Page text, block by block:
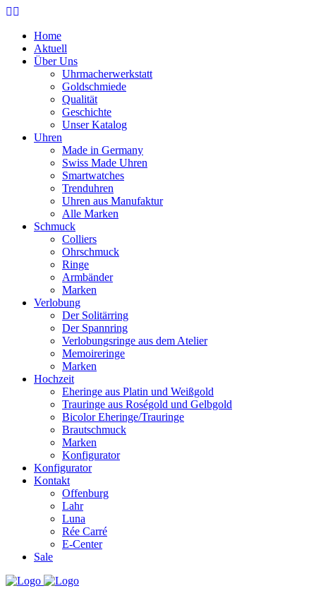
Home
Aktuell
Über Uns
Uhrmacherwerkstatt
Goldschmiede
Qualität
Geschichte
Unser Katalog
Uhren
Made in Germany
Swiss Made Uhren
Smartwatches
Trenduhren
Uhren aus Manufaktur
Alle Marken
Schmuck
Colliers
Ohrschmuck
Ringe
Armbänder
Marken
Verlobung
Der Solitärring
Der Spannring
Verlobungsringe aus dem Atelier
Memoireringe
Marken
Hochzeit
Eheringe aus Platin und Weißgold
Trauringe aus Roségold und Gelbgold
Bicolor Eheringe/Trauringe
Brautschmuck
Marken
Konfigurator
Konfigurator
Kontakt
Offenburg
Lahr
Luna
Rée Carré
E-Center
Sale